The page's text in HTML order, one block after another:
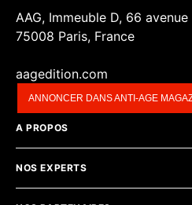
AAG, Immeuble D, 66
75008 Paris, France
aagedition.com
ANNONCER DANS ANTI-AGE
A PROPOS
NOS EXPERTS